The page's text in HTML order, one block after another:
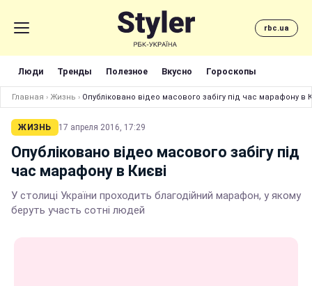
rbc.ua
Люди Тренды Полезное Вкусно Гороскопы
Главная › Жизнь › Опубліковано відео масового забігу під час марафону в
ЖИЗНЬ 17 апреля 2016, 17:29
Опубліковано відео масового забігу під
час марафону в Києві
У столиці України проходить благодійний марафон, у якому
беруть участь сотні людей